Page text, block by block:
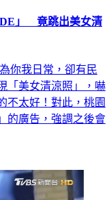
」 竟跳出美女清
你我日常，卻有民
「美女清涼照」，嚇
不太好！對此，桃園
的廣告，強調之後會